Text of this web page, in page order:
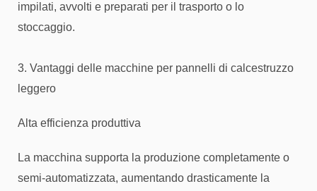
impilati, avvolti e preparati per il trasporto o lo
stoccaggio.
3. Vantaggi delle macchine per pannelli di calcestruzzo
leggero
Alta efficienza produttiva
La macchina supporta la produzione completamente o
semi-automatizzata, aumentando drasticamente la